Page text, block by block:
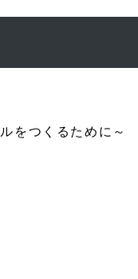
をつくるために～